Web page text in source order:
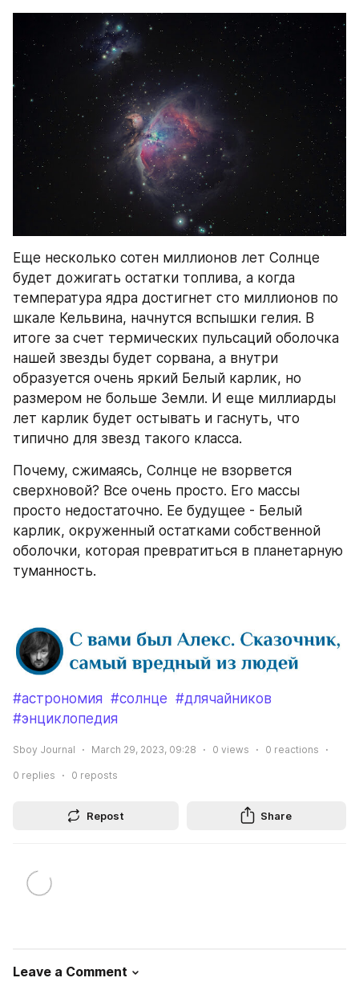
Еще несколько сотен миллионов лет Солнце
будет дожигать остатки топлива, а когда
температура ядра достигнет сто миллионов по
шкале Кельвина, начнутся вспышки гелия. В
итоге за счет термических пульсаций оболочка
нашей звезды будет сорвана, а внутри
образуется очень яркий Белый карлик, но
размером не больше Земли. И еще миллиарды
лет карлик будет остывать и гаснуть, что
типично для звезд такого класса.
Почему, сжимаясь, Солнце не взорвется
сверхновой? Все очень просто. Его массы
просто недостаточно. Ее будущее - Белый
карлик, окруженный остатками собственной
оболочки, которая превратиться в планетарную
туманность.
#астрономия #солнце #длячайников
#энциклопедия
Sboy Journal March 29, 2023, 09:28 0 views 0 reactions
0 replies 0 reposts
Repost Share
Leave a Comment